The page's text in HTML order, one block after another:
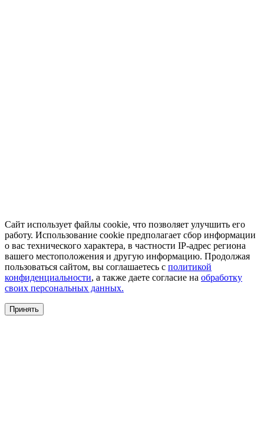
Сайт использует файлы cookie, что позволяет улучшить его
работу. Использование cookie предполагает сбор информации
о вас технического характера, в частности IP-адрес региона
вашего местоположения и другую информацию. Продолжая
пользоваться сайтом, вы соглашаетесь с политикой
конфиденциальности, а также даете согласие на обработку
своих персональных данных.
Принять